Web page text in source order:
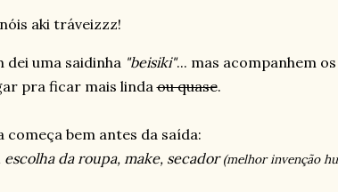
aki tráveizzz!
dei uma saidinha "beisiki"... mas acompanhem
pra ficar mais lindaou quase.
começa bem antes da saída:
escolha da roupa, make, secador(melhor invenção